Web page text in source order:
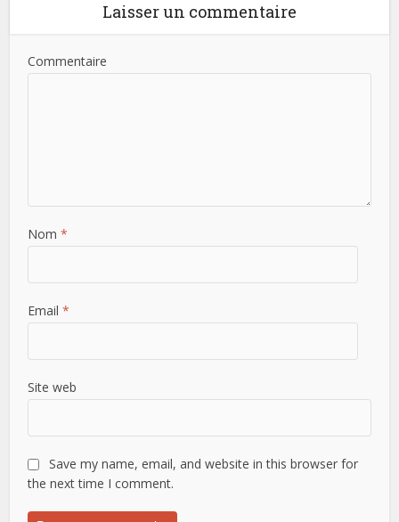
Laisser un commentaire
Commentaire
Nom*
Email*
Site web
Save my name, email, and website in this browser for
the next time I comment.